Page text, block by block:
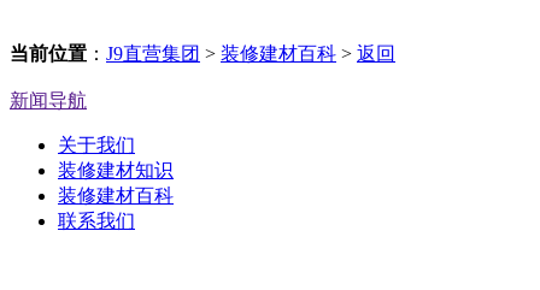
当前位置 ： J9直营集团 > 装修建材百科 > 返回
新闻导航
关于我们
装修建材知识
装修建材百科
联系我们